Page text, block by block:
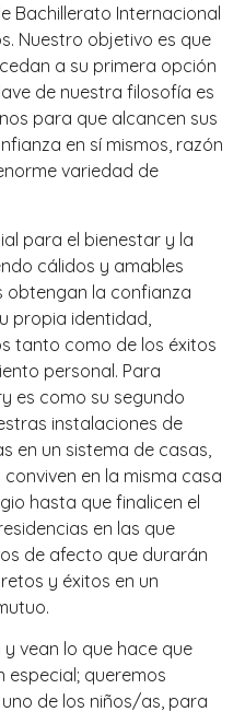
Bachillerato Internacional
Nuestro objetivo es que
a su primera opción
de nuestra filosofía es
para que alcancen sus
en sí mismos, razón
variedad de
para el bienestar y la
cálidos y amables
obtengan la confianza
propia identidad,
tanto como de los éxitos
personal. Para
es como su segundo
instalaciones de
en un sistema de casas,
en la misma casa
hasta que finalicen el
en las que
de afecto que durarán
y éxitos en un
vean lo que hace que
especial; queremos
de los niños/as, para